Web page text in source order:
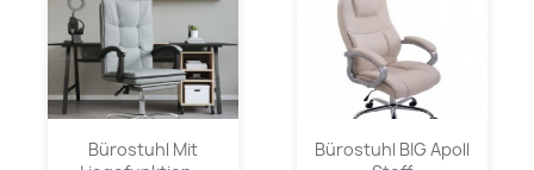
Bürostuhl Mit
Bürostuhl BIG Apoll